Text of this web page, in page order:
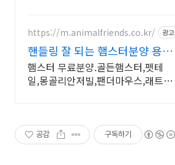
https://m.animalfriends.co.kr/ 광고
핸들링 잘 되는 햄스터분양 용품
구입시 햄스터무료분양
햄스터 무료분양.골든햄스터,펫테
일,몽골리안저빌,팬더마우스,래트분
공감 구독하기